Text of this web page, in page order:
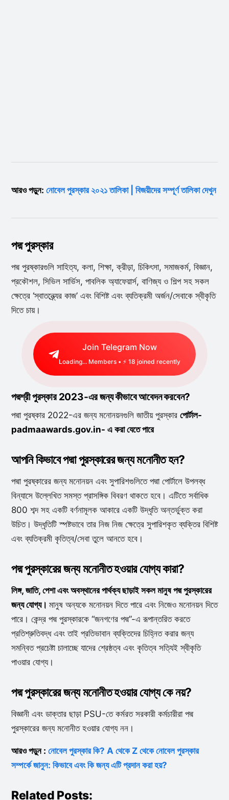
আরও পড়ুন: নোবেল পুরস্কার ২০২১ তালিকা | বিজয়ীদের সম্পূর্ণ তালিকা দেখুন
পদ্ম পুরস্কার
পদ্ম পুরষ্কারগুলি সাহিত্য, কলা, শিক্ষা, ক্রীড়া, চিকিৎসা, সমাজকর্ম, বিজ্ঞান,
প্রকৌশল, সিভিল সার্ভিস, পাবলিক অ্যাফেয়ার্স, বাণিজ্য ও শিল্প সহ সকল
ক্ষেত্রে ‘স্বাতন্ত্র্যের কাজ’ এবং বিশিষ্ট এবং ব্যতিক্রমী অর্জন/সেবাকে স্বীকৃতি
দিতে চায়।
Join Telegram Now
Loading... Members • ⚡ 18 joined recently
পদ্মশ্রী পুরস্কার 2023-এর জন্য কীভাবে আবেদন করবেন?
পদ্মা পুরষ্কার 2022-এর জন্য মনোনয়নগুলি জাতীয় পুরস্কার পোর্টাল-
padmaawards.gov.in- এ করা যেতে পারে
আপনি কিভাবে পদ্মা পুরস্কারের জন্য মনোনীত হন?
পদ্মা পুরষ্কারের জন্য মনোনয়ন এবং সুপারিশগুলিতে পদ্মা পোর্টালে উপলব্ধ
বিন্যাসে উল্লেখিত সমস্ত প্রাসঙ্গিক বিবরণ থাকতে হবে। এটিতে সর্বাধিক
800 শব্দ সহ একটি বর্ণনামূলক আকারে একটি উদ্ধৃতি অন্তর্ভুক্ত করা
উচিত। উদ্ধৃতিটি স্পষ্টভাবে তার নিজ নিজ ক্ষেত্রে সুপারিশকৃত ব্যক্তির বিশিষ্ট
এবং ব্যতিক্রমী কৃতিত্ব/সেবা তুলে আনতে হবে।
পদ্ম পুরস্কারের জন্য মনোনীত হওয়ার যোগ্য কারা?
লিঙ্গ, জাতি, পেশা এবং অবস্থানের পার্থক্য ছাড়াই সকল মানুষ পদ্ম পুরস্কারের
জন্য যোগ্য। মানুষ অন্যকে মনোনয়ন দিতে পারে এবং নিজেও মনোনয়ন দিতে
পারে। কেন্দ্র পদ্ম পুরস্কারকে “জনগণের পদ্ম”-এ রূপান্তরিত করতে
প্রতিশ্রুতিবদ্ধ এবং তাই প্রতিভাবান ব্যক্তিদের চিহ্নিত করার জন্য
সমন্বিত প্রচেষ্টা চালাচ্ছে যাদের শ্রেষ্ঠত্ব এবং কৃতিত্ব সত্যিই স্বীকৃতি
পাওয়ার যোগ্য।
পদ্ম পুরস্কারের জন্য মনোনীত হওয়ার যোগ্য কে নয়?
বিজ্ঞানী এবং ডাক্তার ছাড়া PSU-তে কর্মরত সরকারী কর্মচারীরা পদ্ম
পুরস্কারের জন্য মনোনীত হওয়ার যোগ্য নন।
আরও পড়ুন : নোবেল পুরস্কার কি? A থেকে Z থেকে নোবেল পুরস্কার
সম্পর্কে জানুন: কিভাবে এবং কি জন্য এটি প্রদান করা হয়?
Related Posts: